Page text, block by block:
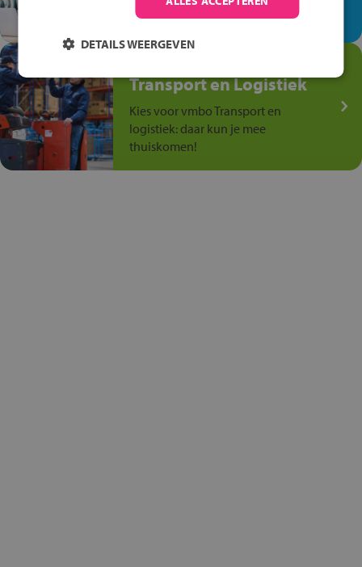
anders is!
Transport en Logistiek
Kies voor vmbo Transport en
logistiek: daar kun je mee
thuiskomen!
DETAILS WEERGEVEN